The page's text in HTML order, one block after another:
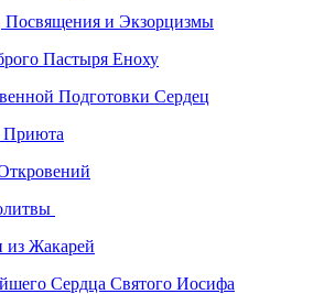
и Экзорцизмы
Пастыря Еноху
Подготовки Сердец
Приюта
из Жакарей
Сердца Святого Иосифа